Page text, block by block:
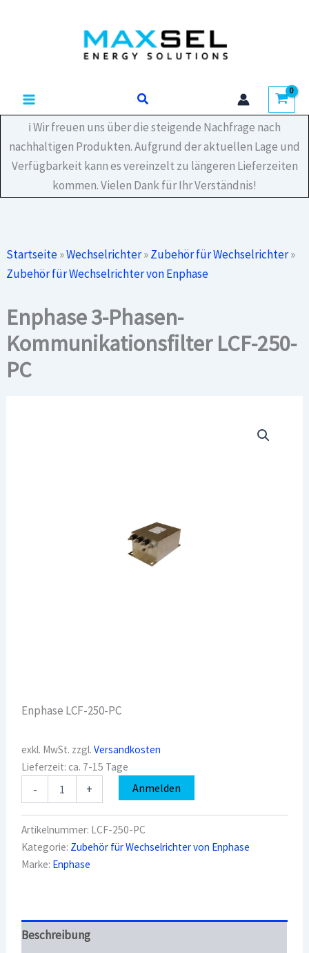
Suchen
ℹ️ Wir freuen uns über die steigende Nachfrage nach
nachhaltigen Produkten. Aufgrund der aktuellen Lage und
Verfügbarkeit kann es vereinzelt zu längeren Lieferzeiten
kommen. Vielen Dank für Ihr Verständnis!
Startseite»Wechselrichter»Zubehör für Wechselrichter»
Zubehör für Wechselrichter von Enphase
Enphase 3-Phasen-
Kommunikationsfilter LCF-250-
PC
Enphase LCF-250-PC
exkl. MwSt. zzgl.Versandkosten
Lieferzeit:ca. 7-15 Tage
-
Kommunikationsfilter
LCF-
250-
PC
+ Anmelden
Artikelnummer: LCF-250-PC
Kategorie: Zubehör für Wechselrichter von Enphase
Marke: Enphase
Beschreibung